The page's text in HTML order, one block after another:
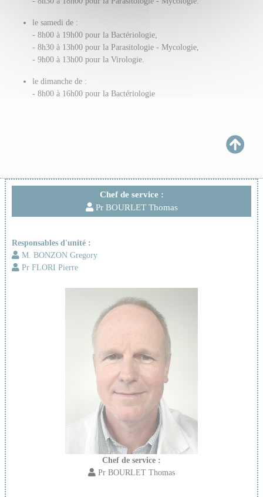
Chef de service :
Pr BOURLET Thomas
Responsables d'unité :
M. BONZON Gregory
Pr FLORI Pierre
Chef de service :
Pr BOURLET Thomas
le samedi de :
- 8h00 à 19h00 pour la Bactériologie,
- 8h30 à 13h00 pour la Parasitologie - Mycologie,
- 9h00 à 13h00 pour la Virologie.
le dimanche de :
- 8h00 à 16h00 pour la Bactériologie